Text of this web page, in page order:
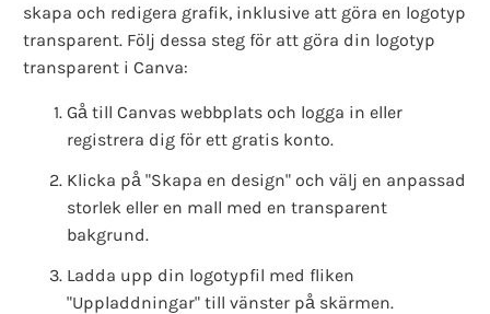
skapa och redigera grafik, inklusive att göra en logotyp
transparent. Följ dessa steg för att göra din logotyp
transparent i Canva:
Gå till Canvas webbplats och logga in eller
registrera dig för ett gratis konto.
Klicka på "Skapa en design" och välj en anpassad
storlek eller en mall med en transparent
bakgrund.
Ladda upp din logotypfil med fliken
"Uppladdningar" till vänster på skärmen.